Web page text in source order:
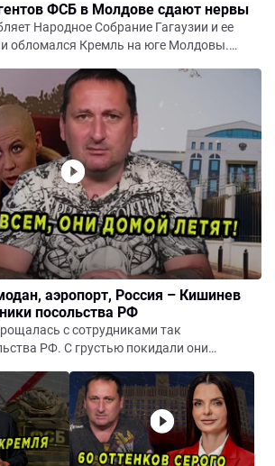
ФСБ в Молдове сдают нервы
Народное Собрание Гагаузии и ее
обломался Кремль на юге Молдовы.
открыто выступают за сепаратизм и
дела страны. Антифашизм по-русски –
СССР и РФ выпустила порцию
Об этом и многом другом в
программы "Террариум".
аэропорт, Россия – Кишинев
посольства РФ
с сотрудниками так
РФ. С грустью покидали они
матке их ждет
экономики, удары украинских дронов.
на внеочередное заседание 16-17
курортах Румынии взрываются
Толкиен обо всем знал заранее. Об
в сегодняшнем выпуске программы